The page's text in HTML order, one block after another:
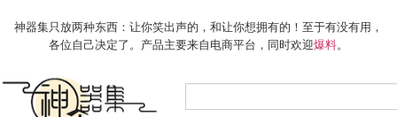
神器集只放两种东西：让你笑出声的，和让你想拥有的！至于有没有用，
各位自己决定了。产品主要来自电商平台，同时欢迎爆料。